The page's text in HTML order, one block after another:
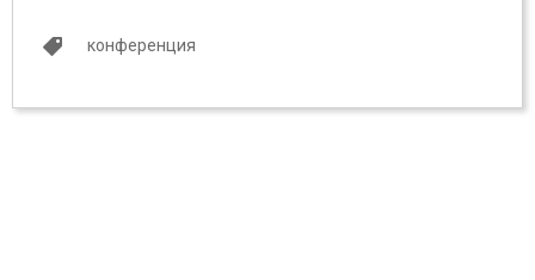
конференция